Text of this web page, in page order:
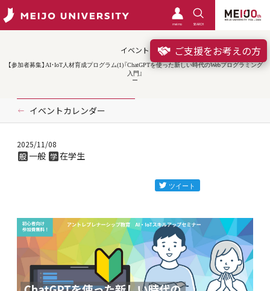
meimo SEARCH
ご支援をお考えの方
イベント
【参加者募集】AI・IoT人材育成プログラム(1)『ChatGPTを使った新しい時代のWebプログラミング
入門』
イベントカレンダー
2025/11/08
般 一般 学 在学生